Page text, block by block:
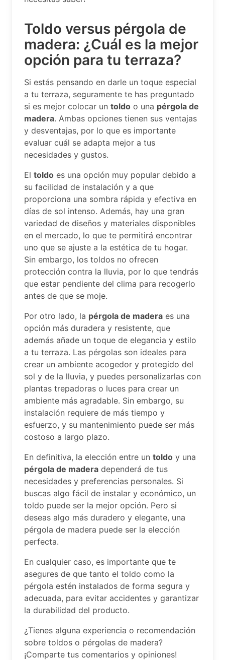
Toldo versus pérgola de
madera: ¿Cuál es la mejor
opción para tu terraza?
Si estás pensando en darle un toque especial
a tu terraza, seguramente te has preguntado
si es mejor colocar un toldo o una pérgola de
madera. Ambas opciones tienen sus ventajas
y desventajas, por lo que es importante
evaluar cuál se adapta mejor a tus
necesidades y gustos.
El toldo es una opción muy popular debido a
su facilidad de instalación y a que
proporciona una sombra rápida y efectiva en
días de sol intenso. Además, hay una gran
variedad de diseños y materiales disponibles
en el mercado, lo que te permitirá encontrar
uno que se ajuste a la estética de tu hogar.
Sin embargo, los toldos no ofrecen
protección contra la lluvia, por lo que tendrás
que estar pendiente del clima para recogerlo
antes de que se moje.
Por otro lado, la pérgola de madera es una
opción más duradera y resistente, que
además añade un toque de elegancia y estilo
a tu terraza. Las pérgolas son ideales para
crear un ambiente acogedor y protegido del
sol y de la lluvia, y puedes personalizarlas con
plantas trepadoras o luces para crear un
ambiente más agradable. Sin embargo, su
instalación requiere de más tiempo y
esfuerzo, y su mantenimiento puede ser más
costoso a largo plazo.
En definitiva, la elección entre un toldo y una
pérgola de madera dependerá de tus
necesidades y preferencias personales. Si
buscas algo fácil de instalar y económico, un
toldo puede ser la mejor opción. Pero si
deseas algo más duradero y elegante, una
pérgola de madera puede ser la elección
perfecta.
En cualquier caso, es importante que te
asegures de que tanto el toldo como la
pérgola estén instalados de forma segura y
adecuada, para evitar accidentes y garantizar
la durabilidad del producto.
¿Tienes alguna experiencia o recomendación
sobre toldos o pérgolas de madera?
¡Comparte tus comentarios y opiniones!